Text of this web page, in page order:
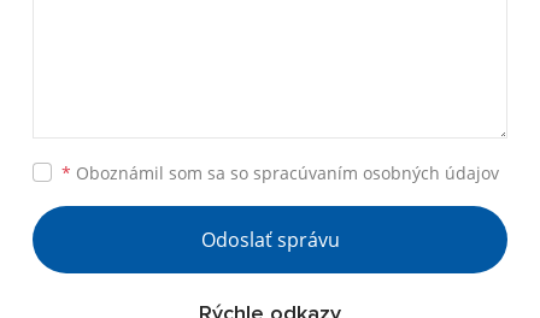
* Oboznámil som sa so spracúvaním osobných údajov
Odoslať správu